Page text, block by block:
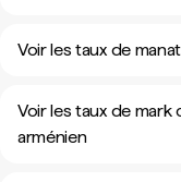
Voir les taux de
Voir les taux de
arménien